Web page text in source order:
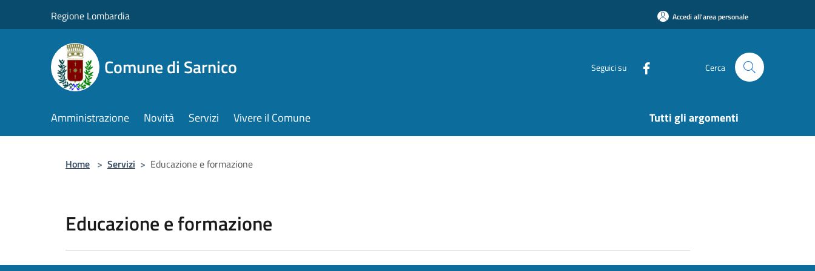
Regione Lombardia Accedi all'area personale
Comune di Sarnico Seguici su Cerca
Amministrazione Novità Servizi Vivere il Comune Tutti gli argomenti
Home > Servizi > Educazione e formazione
Educazione e formazione